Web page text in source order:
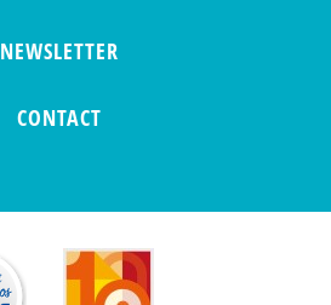
NEWSLETTER
CONTACT